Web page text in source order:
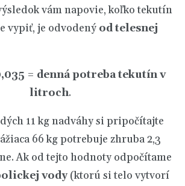
vám napovie, koľko tekutín
vypiť, je odvodený od telesnej
= denná potreba tekutín v
litroch.
11 kg nadváhy si pripočítajte
66 kg potrebuje zhruba 2,3
Ak od tejto hodnoty odpočítame
vody(ktorú si telo vytvorí